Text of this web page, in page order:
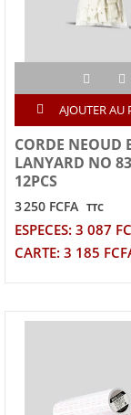
AJOUTER AU
CORDE NEOUD
LANYARD NO
12PCS
3 250 FCFA TTC
ESPECES: 3 087
CARTE: 3 185